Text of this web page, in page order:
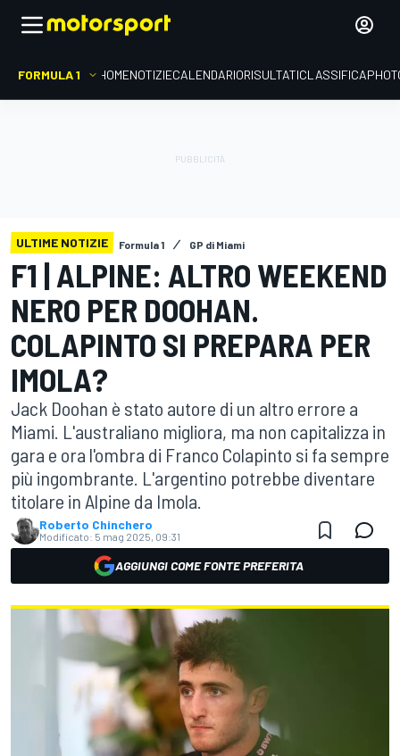
FORMULA 1 HOMENOTIZIECALENDARIORISULTATICLASSIFICA
ULTIME NOTIZIE Formula 1 GP di Miami
F1 | ALPINE: ALTRO WEEKEND
NERO PER DOOHAN.
COLAPINTO SI PREPARA PER
IMOLA?
Jack Doohan è stato autore di un altro errore a
Miami. L'australiano migliora, ma non capitalizza in
gara e ora l'ombra di Franco Colapinto si fa sempre
più ingombrante. L'argentino potrebbe diventare
titolare in Alpine da Imola.
Roberto Chinchero
Modificato: 5 mag 2025, 09:31
AGGIUNGI COME FONTE PREFERITA